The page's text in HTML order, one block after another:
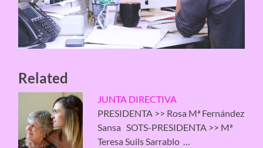
Related
JUNTA DIRECTIVA
PRESIDENTA >> Rosa Mª Fernández
Sansa SOTS-PRESIDENTA >> Mª
Teresa Suils Sarrablo …